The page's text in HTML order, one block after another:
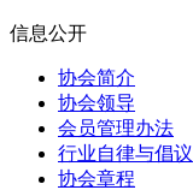
信息公开
协会简介
协会领导
会员管理办法
行业自律与倡议
协会章程